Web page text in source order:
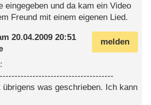
eingegeben und da kam ein Video
Freund mit einem eigenen Lied.
melden
20.04.2009 20:51
übrigens was geschrieben. Ich kann